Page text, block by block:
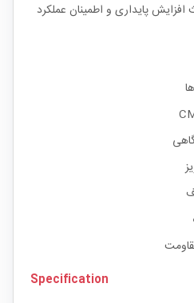
افزایش پایداری و اطمینان عملکرد
Specification